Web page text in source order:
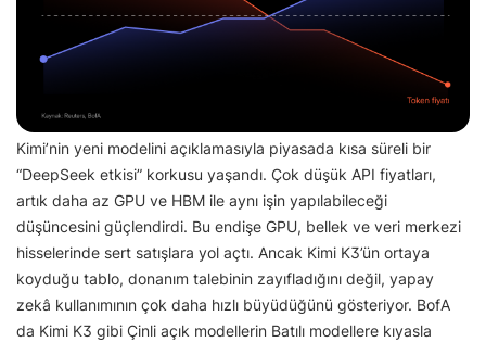
Kimi’nin yeni modelini açıklamasıyla piyasada kısa süreli bir
“DeepSeek etkisi” korkusu yaşandı. Çok düşük API fiyatları,
artık daha az GPU ve HBM ile aynı işin yapılabileceği
düşüncesini güçlendirdi. Bu endişe GPU, bellek ve veri merkezi
hisselerinde sert satışlara yol açtı. Ancak Kimi K3’ün ortaya
koyduğu tablo, donanım talebinin zayıfladığını değil, yapay
zekâ kullanımının çok daha hızlı büyüdüğünü gösteriyor. BofA
da Kimi K3 gibi Çinli açık modellerin Batılı modellere kıyasla